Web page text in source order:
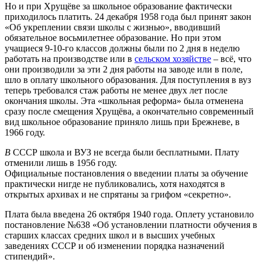
Но и при Хрущёве за школьное образование фактически
приходилось платить. 24 декабря 1958 года был принят закон
«Об укреплении связи школы с жизнью», вводивший
обязательное восьмилетнее образование. Но при этом
учащиеся 9-10-го классов должны были по 2 дня в неделю
работать на производстве или в сельском хозяйстве – всё, что
они производили за эти 2 дня работы на заводе или в поле,
шло в оплату школьного образования. Для поступления в вуз
теперь требовался стаж работы не менее двух лет после
окончания школы. Эта «школьная реформа» была отменена
сразу после смещения Хрущёва, а окончательно современный
вид школьное образование приняло лишь при Брежневе, в
1966 году.
В СССР школа и ВУЗ не всегда были бесплатными. Плату
отменили лишь в 1956 году.
Официальные постановления о введении платы за обучение
практически нигде не публиковались, хотя находятся в
открытых архивах и не спрятаны за грифом «секретно».
Плата была введена 26 октября 1940 года. Оплету установило
постановление №638 «Об установлении платности обучения в
старших классах средних школ и в высших учебных
заведениях СССР и об изменении порядка назначений
стипендий».